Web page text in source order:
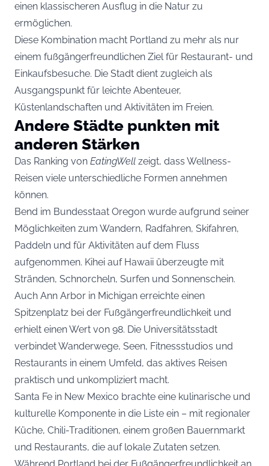
einen klassischeren Ausflug in die Natur zu
ermöglichen.
Diese Kombination macht Portland zu mehr als nur
einem fußgängerfreundlichen Ziel für Restaurant- und
Einkaufsbesuche. Die Stadt dient zugleich als
Ausgangspunkt für leichte Abenteuer,
Küstenlandschaften und Aktivitäten im Freien.
Andere Städte punkten mit
anderen Stärken
Das Ranking von EatingWell zeigt, dass Wellness-
Reisen viele unterschiedliche Formen annehmen
können.
Bend im Bundesstaat Oregon wurde aufgrund seiner
Möglichkeiten zum Wandern, Radfahren, Skifahren,
Paddeln und für Aktivitäten auf dem Fluss
aufgenommen. Kihei auf Hawaii überzeugte mit
Stränden, Schnorcheln, Surfen und Sonnenschein.
Auch Ann Arbor in Michigan erreichte einen
Spitzenplatz bei der Fußgängerfreundlichkeit und
erhielt einen Wert von 98. Die Universitätsstadt
verbindet Wanderwege, Seen, Fitnessstudios und
Restaurants in einem Umfeld, das aktives Reisen
praktisch und unkompliziert macht.
Santa Fe in New Mexico brachte eine kulinarische und
kulturelle Komponente in die Liste ein – mit regionaler
Küche, Chili-Traditionen, einem großen Bauernmarkt
und Restaurants, die auf lokale Zutaten setzen.